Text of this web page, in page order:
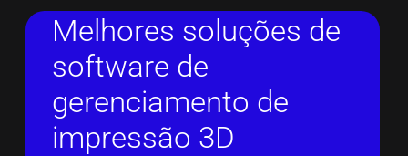
Melhores soluções de
software de
gerenciamento de
impressão 3D